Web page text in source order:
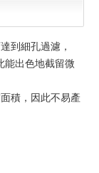
到細孔過濾，
能出色地截留微
積，因此不易產